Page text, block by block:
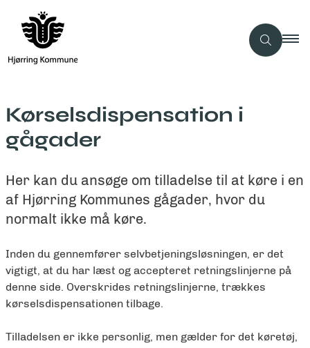
Kørselsdispensation i
gågader
Her kan du ansøge om tilladelse til at køre i en
af Hjørring Kommunes gågader, hvor du
normalt ikke må køre.
Inden du gennemfører selvbetjeningsløsningen, er det
vigtigt, at du har læst og accepteret retningslinjerne på
denne side. Overskrides retningslinjerne, trækkes
kørselsdispensationen tilbage.
Tilladelsen er ikke personlig, men gælder for det køretøj,